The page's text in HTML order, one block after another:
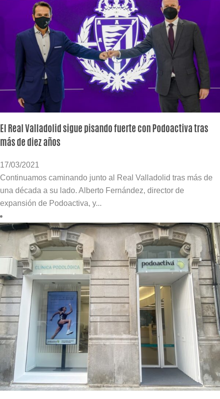
El Real Valladolid sigue pisando fuerte con Podoactiva tras
más de diez años
17/03/2021
Continuamos caminando junto al Real Valladolid tras más de
una década a su lado. Alberto Fernández, director de
expansión de Podoactiva, y...